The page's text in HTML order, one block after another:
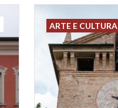
ARTE E CULTURA